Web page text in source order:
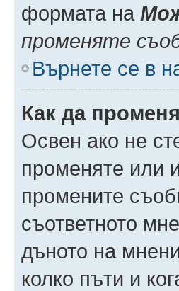
формата на
променяте
Върнете се в
Как да
Освен ако не
променяте или
промените
съответното
дъното на
колко пъти и